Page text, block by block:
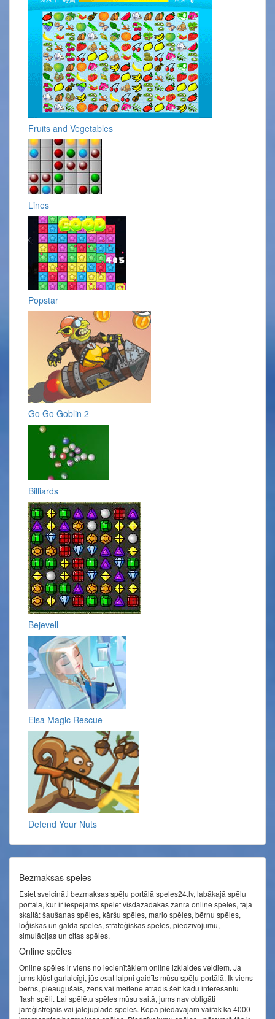
Fruits and Vegetables
Lines
Popstar
Go Go Goblin 2
Billiards
Bejevell
Elsa Magic Rescue
Defend Your Nuts
Bezmaksas spēles
Esiet sveicināti bezmaksas spēļu portālā speles24.lv, labākajā spēļu
portālā, kur ir iespējams spēlēt visdažādākās žanra online spēles, tajā
skaitā: šaušanas spēles, kāršu spēles, mario spēles, bērnu spēles,
loģiskās un galda spēles, stratēģiskās spēles, piedzīvojumu,
simulācijas un citas spēles.
Online spēles
Online spēles ir viens no iecienītākiem online izklaides veidiem. Ja
jums kļūst garlaicīgi, jūs esat laipni gaidīts mūsu spēļu portālā. Ik viens
bērns, pieaugušais, zēns vai meitene atradīs šeit kādu interesantu
flash spēli. Lai spēlētu spēles mūsu saitā, jums nav obligāti
jāreģistrējais vai jālejuplādē spēles. Kopā piedāvājam vairāk kā 4000